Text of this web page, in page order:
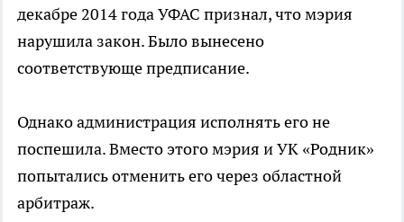
декабре 2014 года УФАС признал, что мэрия
нарушила закон. Было вынесено
соответствующе предписание.
Однако администрация исполнять его не
поспешила. Вместо этого мэрия и УК «Родник»
попытались отменить его через областной
арбитраж.